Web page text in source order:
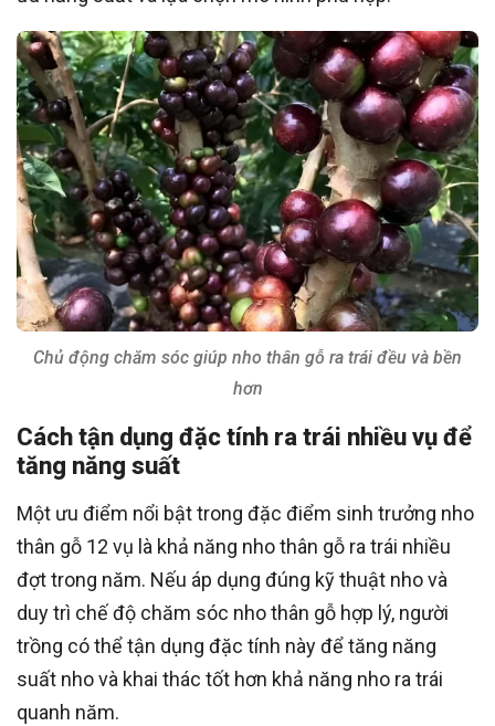
Chủ động chăm sóc giúp nho thân gỗ ra trái đều và bền
hơn
Cách tận dụng đặc tính ra trái nhiều vụ để
tăng năng suất
Một ưu điểm nổi bật trong đặc điểm sinh trưởng nho
thân gỗ 12 vụ là khả năng nho thân gỗ ra trái nhiều
đợt trong năm. Nếu áp dụng đúng kỹ thuật nho và
duy trì chế độ chăm sóc nho thân gỗ hợp lý, người
trồng có thể tận dụng đặc tính này để tăng năng
suất nho và khai thác tốt hơn khả năng nho ra trái
quanh năm.